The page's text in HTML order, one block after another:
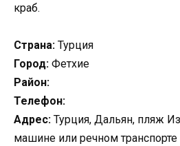
краб.
Страна: Турция
Город: Фетхие
Район:
Телефон:
Адрес: Турция, Дальян, пляж
машине или речном транспорте